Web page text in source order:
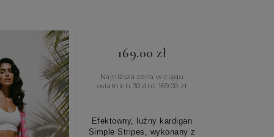
169.00 zł
Najniższa cena w ciągu
ostatnich 30 dni: 169.00 zł
Efektowny, luźny kardigan
Simple Stripes, wykonany z